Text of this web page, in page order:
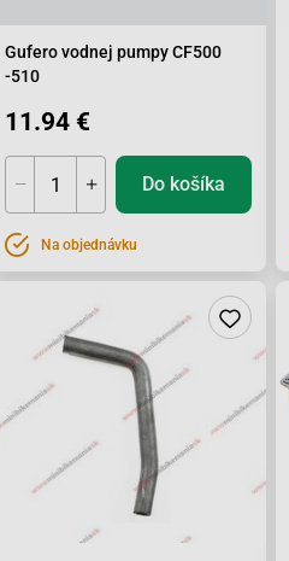
Gufero vodnej pumpy CF500
-510
11.94 €
Do košíka
Na objednávku